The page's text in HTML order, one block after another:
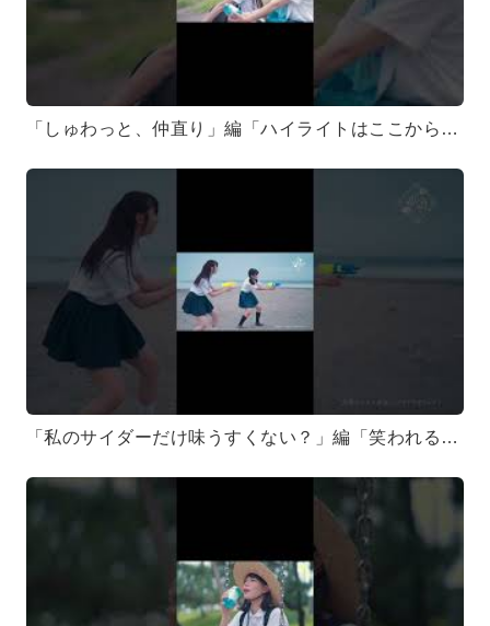
「しゅわっと、仲直り」編「ハイライトはここから。キミとだから、超えていける。」#テンテン #点染テンセイ少女 #mv
「私のサイダーだけ味うすくない？」編「笑われる覚悟なら、もうできてます。…ついでにちょっと、笑わせる気もあります。」#テンテン #点染テンセイ少女 #mv